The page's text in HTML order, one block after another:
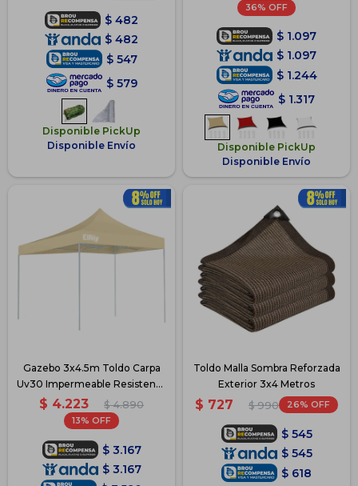
$ 482
$ 482
$ 547
$ 579
Disponible PickUp
Disponible Envío
36
$ 1.097
$ 1.097
$ 1.244
$ 1.317
Disponible PickUp
Disponible Envío
Gazebo 3x4.5m Toldo Carpa
Uv30 Impermeable Resistente
- Beige
$ 4.223 $ 4.890
13
$ 3.167
$ 3.167
Toldo Malla Sombra Reforzada
Exterior 3x4 Metros
$ 727 $ 990 26
$ 545
$ 545
$ 618